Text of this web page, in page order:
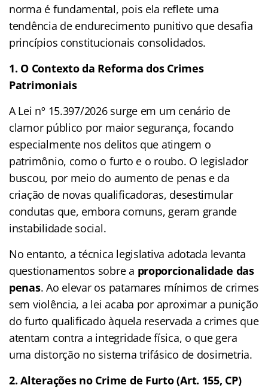
norma é fundamental, pois ela reflete uma
tendência de endurecimento punitivo que desafia
princípios constitucionais consolidados.
1. O Contexto da Reforma dos Crimes
Patrimoniais
A Lei nº 15.397/2026 surge em um cenário de
clamor público por maior segurança, focando
especialmente nos delitos que atingem o
patrimônio, como o furto e o roubo. O legislador
buscou, por meio do aumento de penas e da
criação de novas qualificadoras, desestimular
condutas que, embora comuns, geram grande
instabilidade social.
No entanto, a técnica legislativa adotada levanta
questionamentos sobre a proporcionalidade das
penas. Ao elevar os patamares mínimos de crimes
sem violência, a lei acaba por aproximar a punição
do furto qualificado àquela reservada a crimes que
atentam contra a integridade física, o que gera
uma distorção no sistema trifásico de dosimetria.
2. Alterações no Crime de Furto (Art. 155, CP)